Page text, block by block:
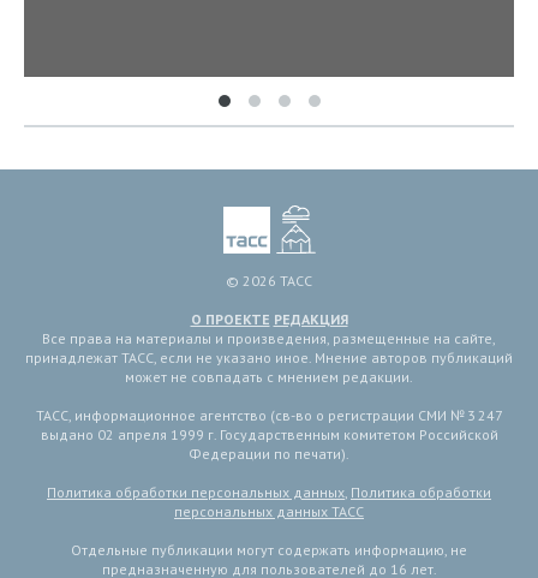
© 2026 ТАСС
О ПРОЕКТЕ РЕДАКЦИЯ
Все права на материалы и произведения, размещенные на сайте,
принадлежат ТАСС, если не указано иное. Мнение авторов публикаций
может не совпадать с мнением редакции.
ТАСС, информационное агентство (св-во о регистрации СМИ № 3 247
выдано 02 апреля 1999 г. Государственным комитетом Российской
Федерации по печати).
Политика обработки персональных данных, Политика обработки
персональных данных ТАСС
Отдельные публикации могут содержать информацию, не
предназначенную для пользователей до 16 лет.